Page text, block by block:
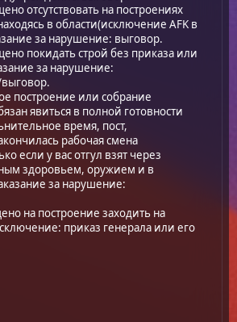
отсутствовать на построениях
в области(исключение AFK в
за нарушение: выговор.
покидать строй без приказа или
за нарушение:
построение или собрание
явиться в полной готовности
время, пост,
рабочая смена
если у вас отгул взят через
здоровьем, оружием и в
за нарушение:
на построение заходить на
приказ генерала или его